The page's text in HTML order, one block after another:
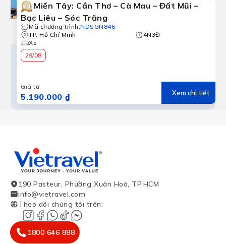
Miền Tây: Cần Thơ – Cà Mau – Đất Mũi –
Bạc Liêu – Sóc Trăng
Mã chương trình:NDSGN846
TP. Hồ Chí Minh
4N3Đ
Xe
29/08
Giá từ:
5.190.000 ₫ Xem chi tiết
190 Pasteur, Phường Xuân Hoà, TP.HCM
info@vietravel.com
Theo dõi chúng tôi trên:
1800 646 888